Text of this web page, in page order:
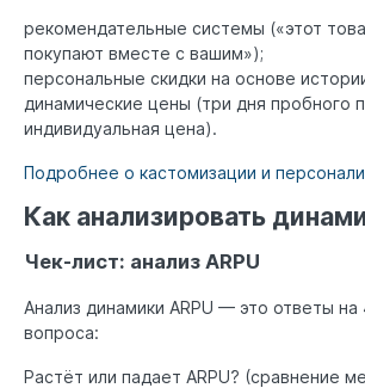
рекомендательные системы («этот
покупают вместе с вашим»);
персональные скидки на основе
динамические цены (три дня пробного
индивидуальная цена).
Подробнее о кастомизации и
Как анализировать
Чек-лист: анализ ARPU
Анализ динамики ARPU — это ответы на
вопроса:
Растёт или падает ARPU? (сравнение